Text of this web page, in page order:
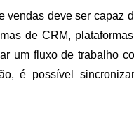
vendas deve ser capaz
de CRM,
um fluxo de trabalho
é possível